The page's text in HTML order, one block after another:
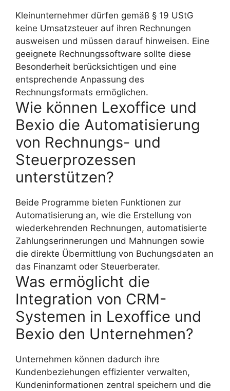
Kleinunternehmer dürfen gemäß § 19 UStG
keine Umsatzsteuer auf ihren Rechnungen
ausweisen und müssen darauf hinweisen. Eine
geeignete Rechnungssoftware sollte diese
Besonderheit berücksichtigen und eine
entsprechende Anpassung des
Rechnungsformats ermöglichen.
Wie können Lexoffice und
Bexio die Automatisierung
von Rechnungs- und
Steuerprozessen
unterstützen?
Beide Programme bieten Funktionen zur
Automatisierung an, wie die Erstellung von
wiederkehrenden Rechnungen, automatisierte
Zahlungserinnerungen und Mahnungen sowie
die direkte Übermittlung von Buchungsdaten an
das Finanzamt oder Steuerberater.
Was ermöglicht die
Integration von CRM-
Systemen in Lexoffice und
Bexio den Unternehmen?
Unternehmen können dadurch ihre
Kundenbeziehungen effizienter verwalten,
Kundeninformationen zentral speichern und die